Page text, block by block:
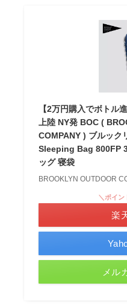
【2万円購入でボトル
上陸 NY発 BOC (
COMPANY ) ブルッ
Sleeping Bag 800FP
ッグ 寝袋
BROOKLYN OUTDOOR
＼ポイン
楽
メル